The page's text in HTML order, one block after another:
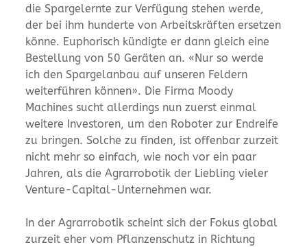
die Spargelernte zur Verfügung stehen werde,
der bei ihm hunderte von Arbeitskräften ersetzen
könne. Euphorisch kündigte er dann gleich eine
Bestellung von 50 Geräten an. «Nur so werde
ich den Spargelanbau auf unseren Feldern
weiterführen können». Die Firma Moody
Machines sucht allerdings nun zuerst einmal
weitere Investoren, um den Roboter zur Endreife
zu bringen. Solche zu finden, ist offenbar zurzeit
nicht mehr so einfach, wie noch vor ein paar
Jahren, als die Agrarrobotik der Liebling vieler
Venture-Capital-Unternehmen war.
In der Agrarrobotik scheint sich der Fokus global
zurzeit eher vom Pflanzenschutz in Richtung